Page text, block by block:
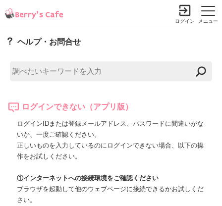
メニュー
ログイン
ヘルプ・お問合せ
ログインできない（アプリ版）
ログインIDまたは登録メールアドレス、パスワードに間違いがな
いか、一度ご確認ください。
正しいものを入力しているのにログインできない場合、以下の操
作をお試しください。
①インターネットへの接続環境をご確認ください
ブラウザを起動して他のウェブページに接続できるかお試しくだ
さい。